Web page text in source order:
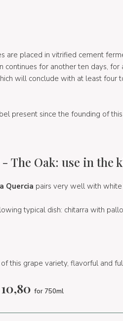
are placed in vitrified cement
for another ten days,
will conclude with at least four
present since the founding of
The Oak: use in the
Quercia pairs very well with white
typical dish: chitarra with
this grape variety, flavorful and
10,80 for 750ml